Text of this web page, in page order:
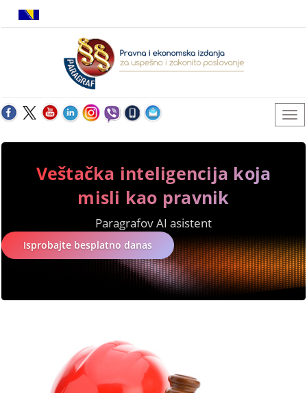
Veštačka inteligencija koja
misli kao pravnik
Paragrafov AI asistent
Isprobajte besplatno danas